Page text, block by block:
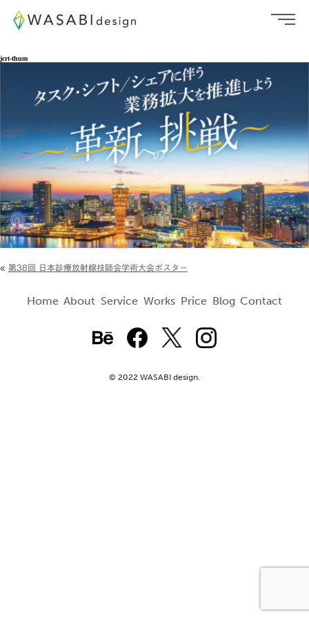
jcrt-thum
« 第38回 日本診療放射線技師会学術大会ポスター
Home About Service Works Price Blog Contact
© 2022 WASABI design.